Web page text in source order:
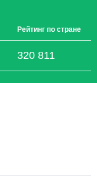
Рейтинг по стране
320 811